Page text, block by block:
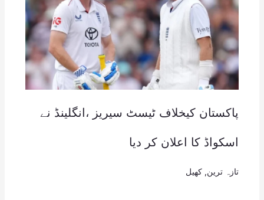
پاکستان کیخلاف ٹیسٹ سیریز ،انگلینڈ نے
اسکواڈ کا اعلان کر دیا
تازہ ترین کھیل